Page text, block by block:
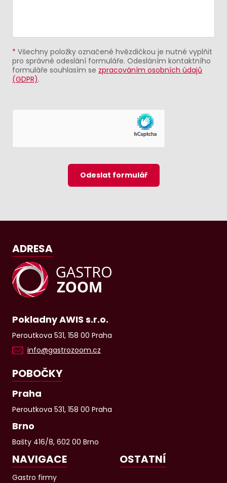
* Všechny položky označené hvězdičkou je nutné vyplňit
pro správné odeslání formuláře. Odesláním kontaktního
formuláře souhlasím se zpracováním osobních údajů
(GDPR).
Odeslat formulář
ADRESA
Pokladny AWIS s.r.o.
Peroutkova 531, 158 00 Praha
info@gastrozoom.cz
POBOČKY
Praha
Peroutkova 531, 158 00 Praha
Brno
Bašty 416/8, 602 00 Brno
NAVIGACE
Gastro firmy
OSTATNÍ